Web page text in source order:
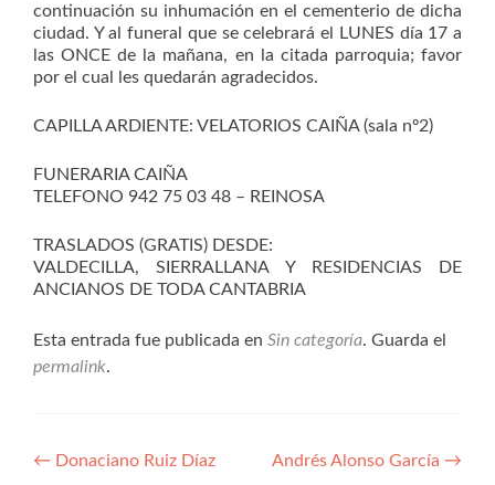
continuación su inhumación en el cementerio de dicha
ciudad. Y al funeral que se celebrará el LUNES día 17 a
las ONCE de la mañana, en la citada parroquia; favor
por el cual les quedarán agradecidos.
CAPILLA ARDIENTE: VELATORIOS CAIÑA (sala nº2)
FUNERARIA CAIÑA
TELEFONO 942 75 03 48 – REINOSA
TRASLADOS (GRATIS) DESDE:
VALDECILLA, SIERRALLANA Y RESIDENCIAS DE
ANCIANOS DE TODA CANTABRIA
Esta entrada fue publicada en Sin categoría. Guarda el
permalink.
Navegación
← Donaciano Ruiz Díaz Andrés Alonso García →